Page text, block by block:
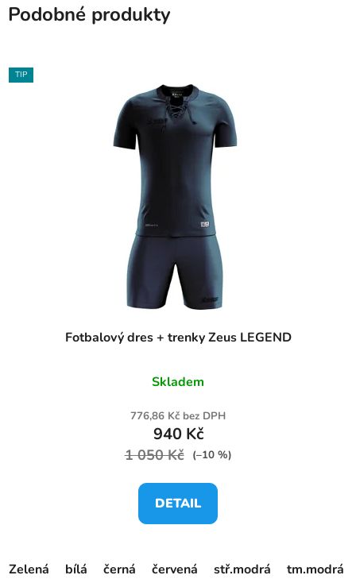
Podobné produkty
TIP
Fotbalový dres + trenky Zeus LEGEND
Skladem
776,86 Kč bez DPH
940 Kč
1 050 Kč (–10 %)
DETAIL
Zelená bílá černá červená stř.modrá tm.modrá